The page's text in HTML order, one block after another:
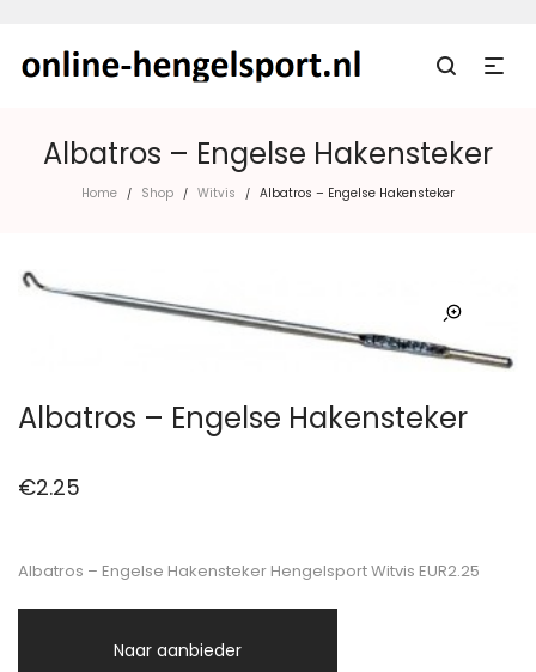
Albatros – Engelse Hakensteker
Home / Shop / Witvis / Albatros – Engelse Hakensteker
Albatros – Engelse Hakensteker
€2.25
Albatros – Engelse Hakensteker Hengelsport Witvis EUR2.25
Naar aanbieder